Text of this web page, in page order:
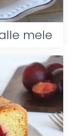
mele